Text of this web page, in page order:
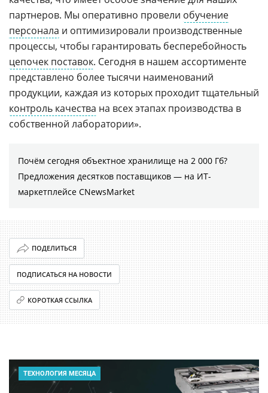
партнеров. Мы оперативно провели обучение
персонала и оптимизировали производственные
процессы, чтобы гарантировать бесперебойность
цепочек поставок. Сегодня в нашем ассортименте
представлено более тысячи наименований
продукции, каждая из которых проходит тщательный
контроль качества на всех этапах производства в
собственной лаборатории».
Почём сегодня объектное хранилище на 2 000 Гб?
Предложения десятков поставщиков ― на ИТ-
маркетплейсе CNewsMarket
ПОДЕЛИТЬСЯ
ПОДПИСАТЬСЯ НА НОВОСТИ
КОРОТКАЯ ССЫЛКА
ТЕХНОЛОГИЯ МЕСЯЦА